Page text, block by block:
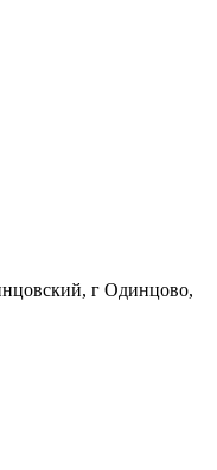
г Одинцово,